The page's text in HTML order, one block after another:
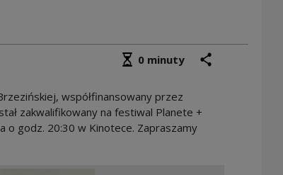
Średni czas czytania
0 minuty
współfinansowany przez
zakwalifikowany na festiwal Planete +
o godz. 20:30 w Kinotece. Zapraszamy